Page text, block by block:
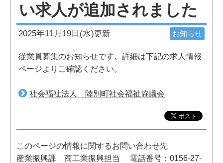
い求人が追加されました
2025年11月19日(水)更新 お知らせ
従業員募集のお知らせです。詳細は下記の求人情報
ページよりご確認ください。
社会福祉法人 陸別町社会福祉協議会
このページの情報に関するお問い合わせ先
産業振興課 商工業振興担当
電話番号：0156-27-